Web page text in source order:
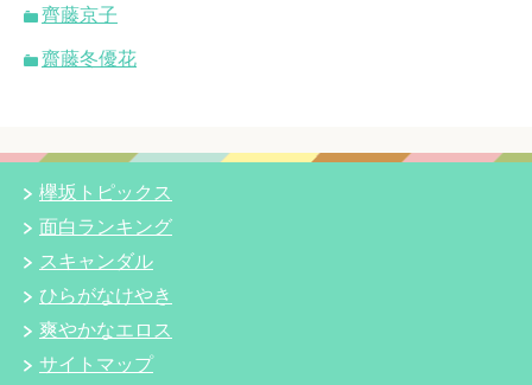
齊藤京子
齋藤冬優花
欅坂トピックス
面白ランキング
スキャンダル
ひらがなけやき
爽やかなエロス
サイトマップ